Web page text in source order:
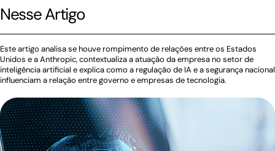
Nesse Artigo
Este artigo analisa se houve rompimento de relações entre os Estados
Unidos e a Anthropic, contextualiza a atuação da empresa no setor de
inteligência artificial e explica como a regulação de IA e a segurança nacional
influenciam a relação entre governo e empresas de tecnologia.